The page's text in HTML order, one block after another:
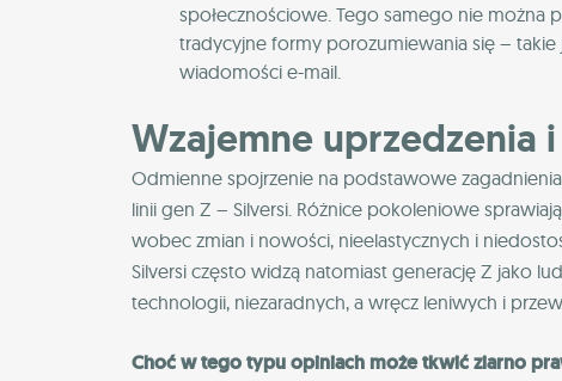
społecznościowe. Tego samego nie można
tradycyjne formy porozumiewania się –
wiadomości e-mail.
Wzajemne uprzedzenia
Odmienne spojrzenie na podstawowe
linii gen Z – Silversi. Różnice pokoleniowe
wobec zmian i nowości, nieelastycznych i
Silversi często widzą natomiast generację Z jako
technologii, niezaradnych, a wręcz leniwych i
Choć w tego typu opiniach może tkwić ziarno